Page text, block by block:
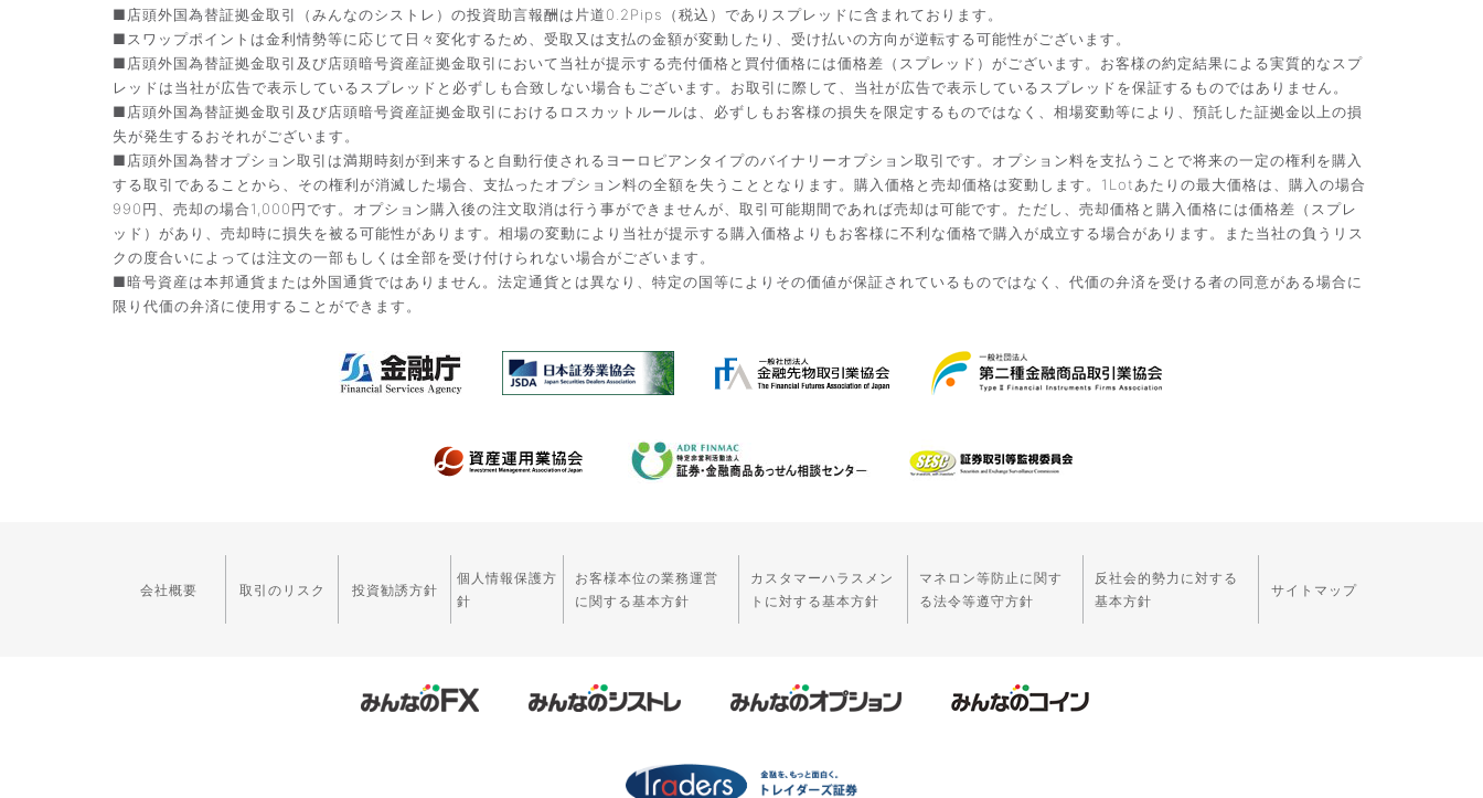
■店頭外国為替証拠金取引（みんなのシストレ）の投資助言報酬は片道0.2Pips（税込）でありスプレッドに含まれております。
■スワップポイントは金利情勢等に応じて日々変化するため、受取又は支払の金額が変動したり、受け払いの方向が逆転する可能性がございます。
■店頭外国為替証拠金取引及び店頭暗号資産証拠金取引において当社が提示する売付価格と買付価格には価格差（スプレッド）がございます。お客様の約定結果による実質的なスプ
レッドは当社が広告で表示しているスプレッドと必ずしも合致しない場合もございます。お取引に際して、当社が広告で表示しているスプレッドを保証するものではありません。
■店頭外国為替証拠金取引及び店頭暗号資産証拠金取引におけるロスカットルールは、必ずしもお客様の損失を限定するものではなく、相場変動等により、預託した証拠金以上の損
失が発生するおそれがございます。
■店頭外国為替オプション取引は満期時刻が到来すると自動行使されるヨーロピアンタイプのバイナリーオプション取引です。オプション料を支払うことで将来の一定の権利を購入
する取引であることから、その権利が消滅した場合、支払ったオプション料の全額を失うこととなります。購入価格と売却価格は変動します。1Lotあたりの最大価格は、購入の場合
990円、売却の場合1,000円です。オプション購入後の注文取消は行う事ができませんが、取引可能期間であれば売却は可能です。ただし、売却価格と購入価格には価格差（スプレ
ッド）があり、売却時に損失を被る可能性があります。相場の変動により当社が提示する購入価格よりもお客様に不利な価格で購入が成立する場合があります。また当社の負うリス
クの度合いによっては注文の一部もしくは全部を受け付けられない場合がございます。
■暗号資産は本邦通貨または外国通貨ではありません。法定通貨とは異なり、特定の国等によりその価値が保証されているものではなく、代価の弁済を受ける者の同意がある場合に
限り代価の弁済に使用することができます。
会社概要 取引のリスク 投資勧誘方針
個人情報保護方
針
お客様本位の業務運営
に関する基本方針
カスタマーハラスメン
トに対する基本方針
マネロン等防止に関す
る法令等遵守方針
反社会的勢力に対する
基本方針
サイトマップ